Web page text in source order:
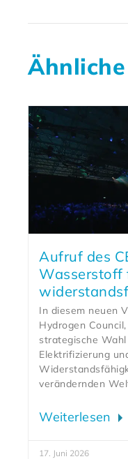
Aufruf des
Wasserstoff
In diesem neuen
Hydrogen
strategische
Elektrifizierung
verändernden
Weiterlesen
17. Juni 2026